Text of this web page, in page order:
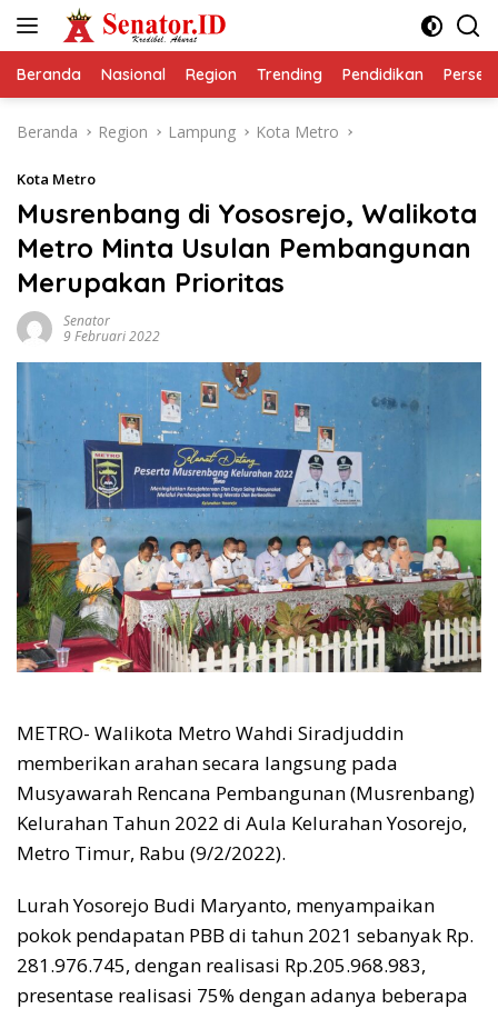
Beranda Nasional Region Trending Pendidikan
Beranda Region Lampung Kota Metro
Kota Metro
Musrenbang di Yososrejo, Walikota
Metro Minta Usulan Pembangunan
Merupakan Prioritas
Senator
9 Februari 2022
METRO- Walikota Metro Wahdi Siradjuddin
memberikan arahan secara langsung pada
Musyawarah Rencana Pembangunan (Musrenbang)
Kelurahan Tahun 2022 di Aula Kelurahan Yosorejo,
Metro Timur, Rabu (9/2/2022).
Lurah Yosorejo Budi Maryanto, menyampaikan
pokok pendapatan PBB di tahun 2021 sebanyak Rp.
281.976.745, dengan realisasi Rp.205.968.983,
presentase realisasi 75% dengan adanya beberapa